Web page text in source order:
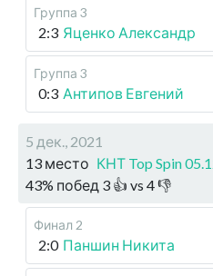
Группа 3
2:3 Яценко Александр
Группа 3
0:3 Антипов Евгений
5 дек., 2021
13 место КНТ Top Spin
43% побед 3 👍 vs 4👎
Финал 2
2:0 Паншин Никита